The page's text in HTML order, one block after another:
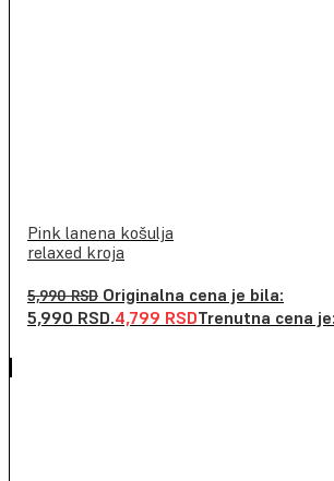
Pink lanena košulja
relaxed kroja
5,990RSD Originalna cena je bila:
5,990 RSD.4,799 RSDTrenutna cena